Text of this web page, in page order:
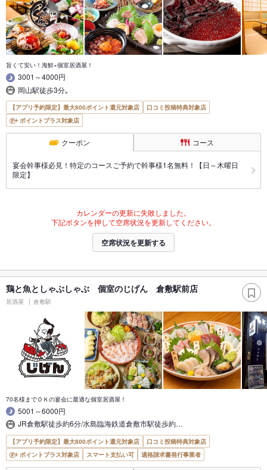
旨くて安い！海鮮×個室居酒屋！
3001～4000円
岡山駅徒歩3分｡
【アプリ予約限定】最大800ポイント還元対象店
口コミ投稿特典対象店
ポイントプラス対象店
クーポン コース
宴会幹事様必見！特定のコースご予約で幹事様1名無料！【日～木曜日
限定】
カレンダーの更新に失敗しました。
下記ボタンを押して空席状況を更新してください。
空席状況を更新する
鶏と魚としゃぶしゃぶ 個室のじげん 倉敷駅前店
居酒屋 倉敷駅
70名様までＯＫの宴会に最適な個室居酒屋！
5001～6000円
JR倉敷駅徒歩約6分/水島臨海鉄道倉敷市駅徒歩約…
【アプリ予約限定】最大800ポイント還元対象店
口コミ投稿特典対象店
ポイントプラス対象店
スマート支払い可 適格請求書発行事業者